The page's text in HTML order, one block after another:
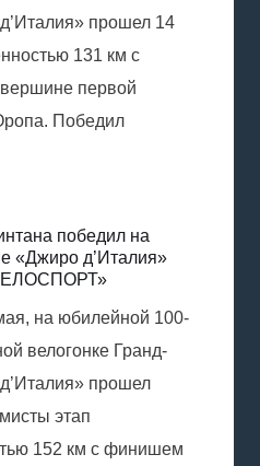
прошел 14
131 км с
первой
Победил
победил на
«Джиро д’Италия»
на юбилейной 100-
велогонке Гранд-
прошел
этап
152 км с финишем